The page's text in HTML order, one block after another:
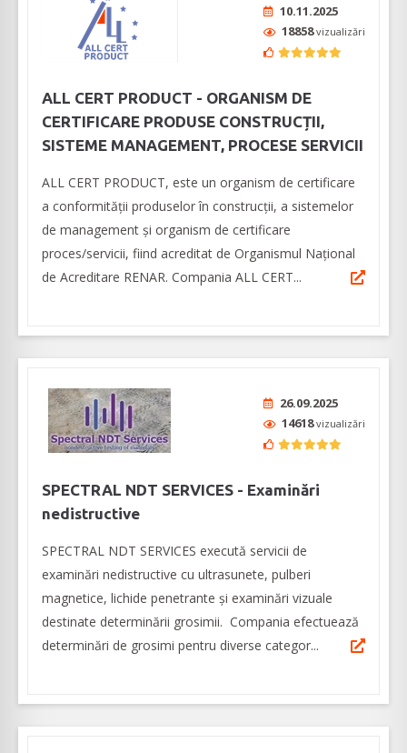
10.11.2025
18858vizualizări
ALL CERT PRODUCT - ORGANISM DE
CERTIFICARE PRODUSE CONSTRUCȚII,
SISTEME MANAGEMENT, PROCESE SERVICII
ALL CERT PRODUCT, este un organism de certificare
a conformității produselor în construcții, a sistemelor
de management și organism de certificare
proces/servicii, fiind acreditat de Organismul Național
de Acreditare RENAR. Compania ALL CERT...
26.09.2025
14618vizualizări
SPECTRAL NDT SERVICES - Examinări
nedistructive
SPECTRAL NDT SERVICES execută servicii de
examinări nedistructive cu ultrasunete, pulberi
magnetice, lichide penetrante și examinări vizuale
destinate determinării grosimii. Compania efectuează
determinări de grosimi pentru diverse categor...